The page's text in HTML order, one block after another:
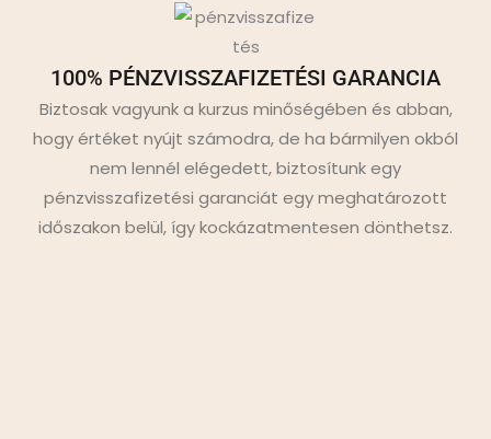
100% PÉNZVISSZAFIZETÉSI GARANCIA
Biztosak vagyunk a kurzus minőségében és abban,
hogy értéket nyújt számodra, de ha bármilyen okból
nem lennél elégedett, biztosítunk egy
pénzvisszafizetési garanciát egy meghatározott
időszakon belül, így kockázatmentesen dönthetsz.